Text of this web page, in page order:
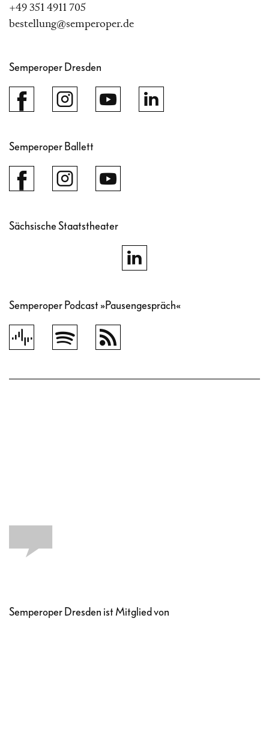
+49 351 4911 705
bestellung@semperoper.de
Semperoper Dresden
Semperoper Ballett
Sächsische Staatstheater
Semperoper Podcast »Pausengespräch«
Semperoper Dresden ist Mitglied von